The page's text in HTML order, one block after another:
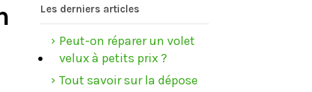
Les derniers articles
Peut-on réparer un volet
velux à petits prix ?
Tout savoir sur la dépose